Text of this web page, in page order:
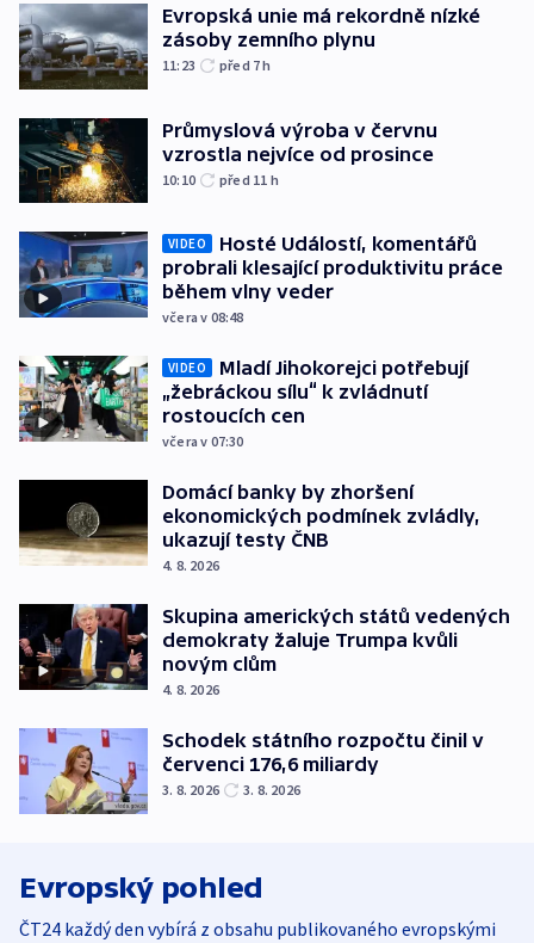
Evropská unie má rekordně nízké
zásoby zemního plynu
11:23 před 7h
Průmyslová výroba v červnu
vzrostla nejvíce od prosince
10:10 před 11 h
VIDEO
Hosté Událostí, komentářů
probrali klesající produktivitu práce
během vlny veder
včera v 08:48
VIDEO
Mladí Jihokorejci potřebují
„žebráckou sílu“ k zvládnutí
rostoucích cen
včera v 07:30
Domácí banky by zhoršení
ekonomických podmínek zvládly,
ukazují testy ČNB
4. 8. 2026
Skupina amerických států vedených
demokraty žaluje Trumpa kvůli
novým clům
4. 8. 2026
Schodek státního rozpočtu činil v
červenci 176,6 miliardy
3. 8. 2026 3. 8. 2026
Evropský pohled
ČT24 každý den vybírá z obsahu publikovaného evropskými